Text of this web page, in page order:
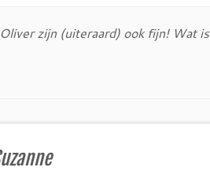
zijn (uiteraard) ook fijn! Wat